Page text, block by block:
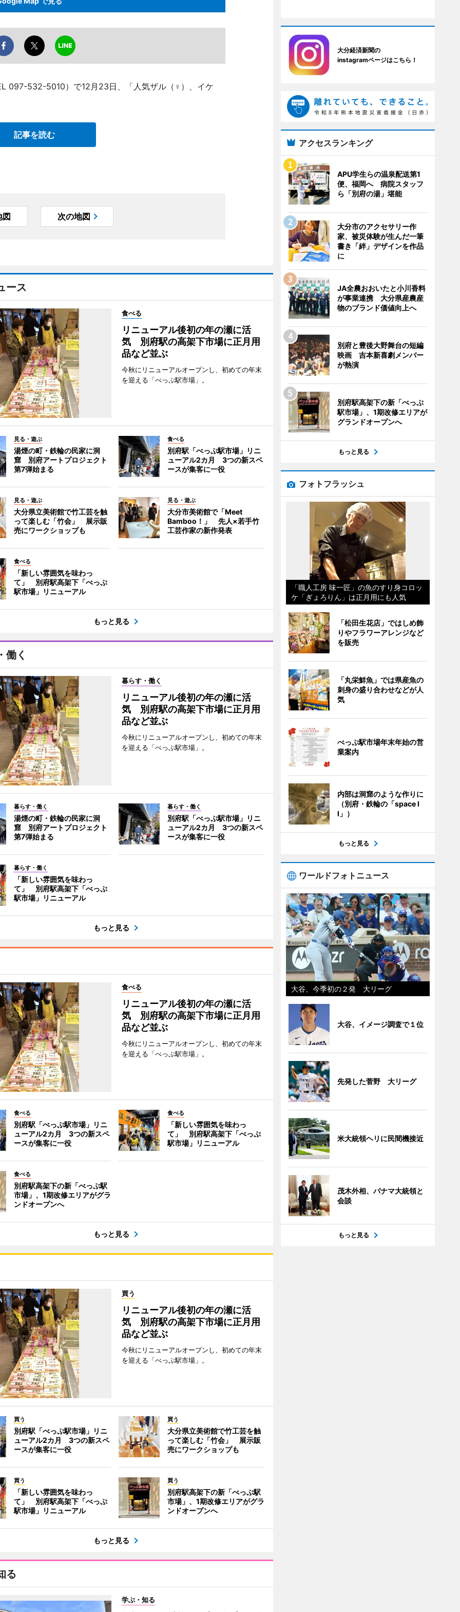
097-532-5010）で12月23日、「人気ザル（♀）、イケ
記事を読む
図 次の地図
ース
食べる
リニューアル後初の年の瀬に活
気 別府駅の高架下市場に正月用
品など並ぶ
今秋にリニューアルオープンし、初めての年末
を迎える「べっぷ駅市場」。
見る・遊ぶ
湯煙の町・鉄輪の民家に洞
窟 別府アートプロジェクト
第7弾始まる
食べる
別府駅「べっぷ駅市場」リニ
ューアル2カ月 3つの新スペ
ースが集客に一役
見る・遊ぶ
大分県立美術館で竹工芸を触
って楽しむ「竹会」 展示販
売にワークショップも
見る・遊ぶ
大分市美術館で「Meet
Bamboo！」 先人×若手竹
工芸作家の新作発表
食べる
「新しい雰囲気を味わっ
て」 別府駅高架下「べっぷ
駅市場」リニューアル
もっと見る
働く
暮らす・働く
リニューアル後初の年の瀬に活
気 別府駅の高架下市場に正月用
品など並ぶ
今秋にリニューアルオープンし、初めての年末
を迎える「べっぷ駅市場」。
暮らす・働く
湯煙の町・鉄輪の民家に洞
窟 別府アートプロジェクト
第7弾始まる
暮らす・働く
別府駅「べっぷ駅市場」リニ
ューアル2カ月 3つの新スペ
ースが集客に一役
暮らす・働く
「新しい雰囲気を味わっ
て」 別府駅高架下「べっぷ
駅市場」リニューアル
もっと見る
食べる
リニューアル後初の年の瀬に活
気 別府駅の高架下市場に正月用
品など並ぶ
今秋にリニューアルオープンし、初めての年末
を迎える「べっぷ駅市場」。
食べる
別府駅「べっぷ駅市場」リニ
ューアル2カ月 3つの新スペ
ースが集客に一役
食べる
「新しい雰囲気を味わっ
て」 別府駅高架下「べっぷ
駅市場」リニューアル
食べる
別府駅高架下の新「べっぷ駅
市場」、1期改修エリアがグラ
ンドオープンへ
もっと見る
買う
リニューアル後初の年の瀬に活
気 別府駅の高架下市場に正月用
品など並ぶ
今秋にリニューアルオープンし、初めての年末
を迎える「べっぷ駅市場」。
買う
別府駅「べっぷ駅市場」リニ
ューアル2カ月 3つの新スペ
ースが集客に一役
買う
大分県立美術館で竹工芸を触
って楽しむ「竹会」 展示販
売にワークショップも
買う
「新しい雰囲気を味わっ
て」 別府駅高架下「べっぷ
駅市場」リニューアル
買う
別府駅高架下の新「べっぷ駅
市場」、1期改修エリアがグラ
ンドオープンへ
もっと見る
る
学ぶ・知る
大分経済新聞の
instagramページはこちら！
アクセスランキング
APU学生らの温泉配送第1
便、福岡へ 病院スタッフ
ら「別府の湯」堪能
大分市のアクセサリー作
家、被災体験が生んだ一筆
書き「絆」デザインを作品
に
JA全農おおいたと小川香料
が事業連携 大分県産農産
物のブランド価値向上へ
別府と豊後大野舞台の短編
映画 吉本新喜劇メンバー
が熱演
別府駅高架下の新「べっぷ
駅市場」、1期改修エリアが
グランドオープンへ
もっと見る
フォトフラッシュ
「職人工房 味一匠」の魚のすり身コロッ
ケ「ぎょろりん」は正月用にも人気
「松田生花店」ではしめ飾
りやフラワーアレンジなど
を販売
「丸栄鮮魚」では県産魚の
刺身の盛り合わせなどが人
気
べっぷ駅市場年末年始の営
業案内
内部は洞窟のような作りに
（別府・鉄輪の「space I
I」）
もっと見る
ワールドフォトニュース
大谷、今季初の２発 大リーグ
大谷、イメージ調査で１位
先発した菅野 大リーグ
米大統領ヘリに民間機接近
茂木外相、パナマ大統領と
会談
もっと見る